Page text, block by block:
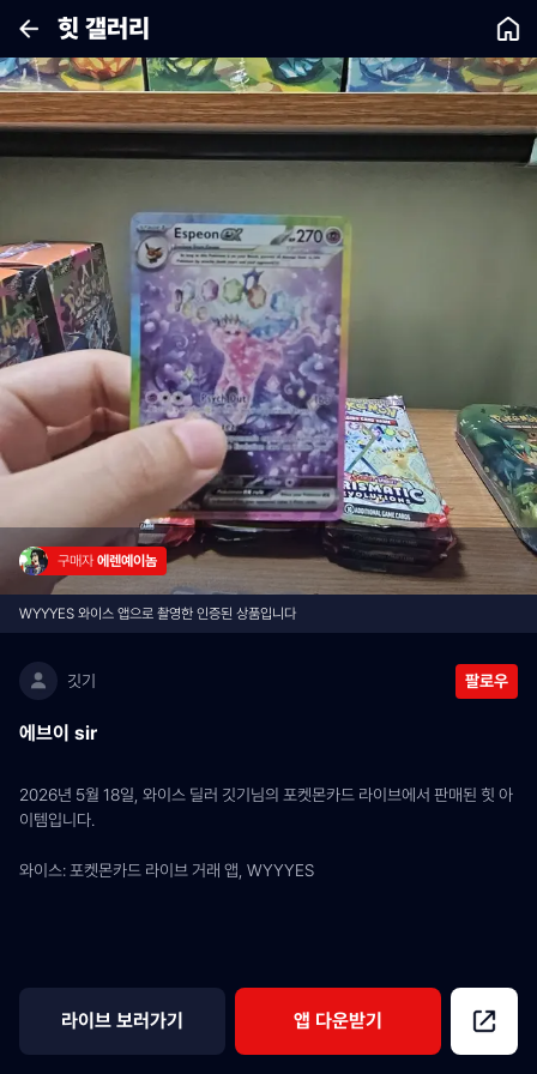
힛 갤러리
구매자 에렌예이놈
WYYYES 와이스 앱으로 촬영한 인증된 상품입니다
깃기 팔로우
에브이 sir
2026년 5월 18일, 와이스 딜러 깃기님의 포켓몬카드 라이브에서 판매된 힛 아
이템입니다.
와이스: 포켓몬카드 라이브 거래 앱, WYYYES
라이브 보러가기 앱 다운받기